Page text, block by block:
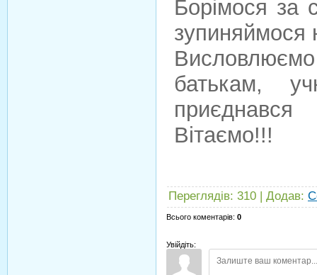
Борімося за
зупиняймося
батькам,
Вітаємо!!!
Переглядів: 310 Додав:
Всього коментарів: 0
Увійдіть: